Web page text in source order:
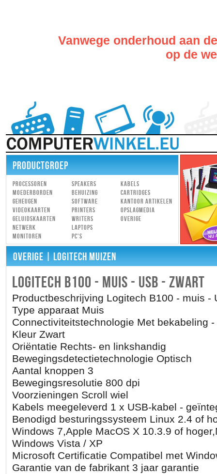
Vanwege onderhoud aan
op de
PRODUCTGROEP
Processoren
Moederborden
Geheugen
Videokaarten
Geluidskaarten
Netwerk
Monitoren
Speakers
Behuizing
Software
Printers
Writers
Laptops
PC's
Kabels
Cartridges
Kantoor artikelen
Opslagmedia
Overige
OVERIGE| LOGITECH MUIZEN
LOGITECH B100 - MUIS - USB - ZWART
Productbeschrijving Logitech B100 - muis -
Type apparaat Muis
Connectiviteitstechnologie Met bekabeling -
Kleur Zwart
Oriëntatie Rechts- en linkshandig
Bewegingsdetectietechnologie Optisch
Aantal knoppen 3
Bewegingsresolutie 800 dpi
Voorzieningen Scroll wiel
Kabels meegeleverd 1 x USB-kabel -
Benodigd besturingssysteem Linux 2.4 of
Windows 7,Apple MacOS X 10.3.9 of
Windows Vista / XP
Microsoft Certificatie Compatibel met
Garantie van de fabrikant 3 jaar garantie